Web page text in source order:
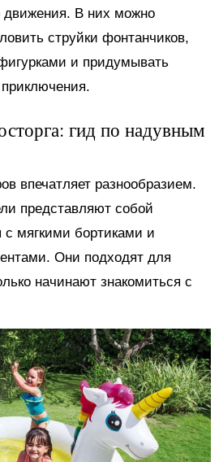
движения. В них можно
струйки фонтанчиков,
и придумывать
гид по надувным
впечатляет разнообразием.
представляют собой
с мягкими бортиками и
Они подходят для
начинают знакомиться с